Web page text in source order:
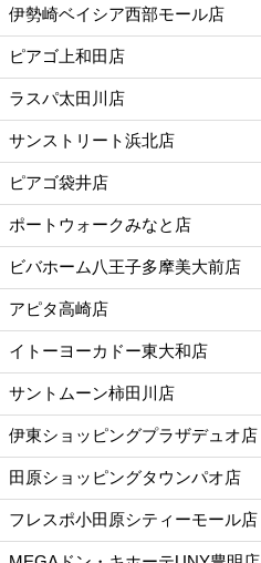
伊勢崎ベイシア西部モール店
ピアゴ上和田店
ラスパ太田川店
サンストリート浜北店
ピアゴ袋井店
ポートウォークみなと店
ビバホーム八王子多摩美大前店
アピタ高崎店
イトーヨーカドー東大和店
サントムーン柿田川店
伊東ショッピングプラザデュオ店
田原ショッピングタウンパオ店
フレスポ小田原シティーモール店